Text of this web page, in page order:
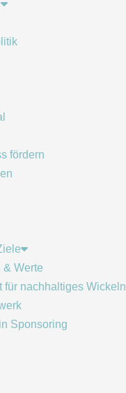
fördern
& Werte
für nachhaltiges Wickeln
Sponsoring